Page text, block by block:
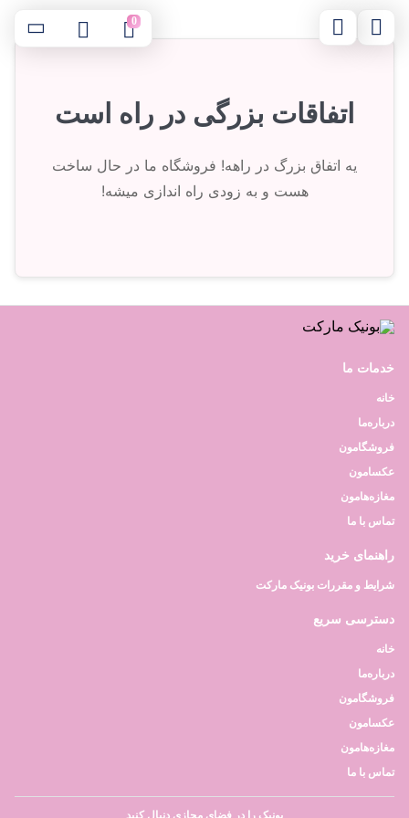
0
اتفاقات بزرگی در راه است
یه اتفاق بزرگ در راهه! فروشگاه ما در حال ساخت
هست و به زودی راه اندازی میشه!
خدمات ما
خانه
درباره‌ما
فروشگامون
عکسامون
مغازه‌هامون
تماس با ما
راهنمای خرید
شرایط و مقررات بونیک مارکت
دسترسی سریع
خانه
درباره‌ما
فروشگامون
عکسامون
مغازه‌هامون
تماس با ما
بونیک را در فضای مجازی دنبال کنید